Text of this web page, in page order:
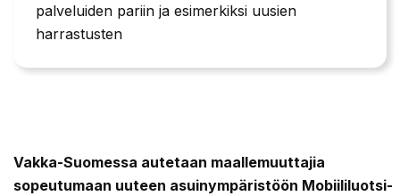
palveluiden pariin ja esimerkiksi uusien
harrastusten
Vakka-Suomessa autetaan maallemuuttajia
sopeutumaan uuteen asuinympäristöön Mobiililuotsi-